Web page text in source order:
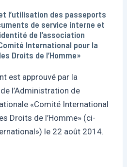
l’utilisation des passeports
de service interne et
de l’association
International pour la
Droits de l’Homme»
est approuvé par la
l’Administration de
«Comité International
Droits de l’Homme» (ci-
le 22 août 2014.